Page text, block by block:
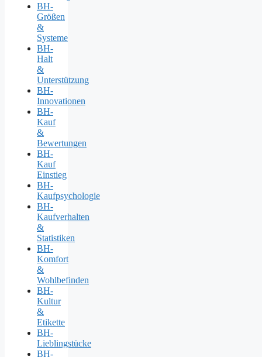
BH-
Größen
&
Systeme
BH-
Halt
&
Unterstützung
BH-
Innovationen
BH-
Kauf
&
Bewertungen
BH-
Kauf
Einstieg
BH-
Kaufpsychologie
BH-
Kaufverhalten
&
Statistiken
BH-
Komfort
&
Wohlbefinden
BH-
Kultur
&
Etikette
BH-
Lieblingstücke
BH-